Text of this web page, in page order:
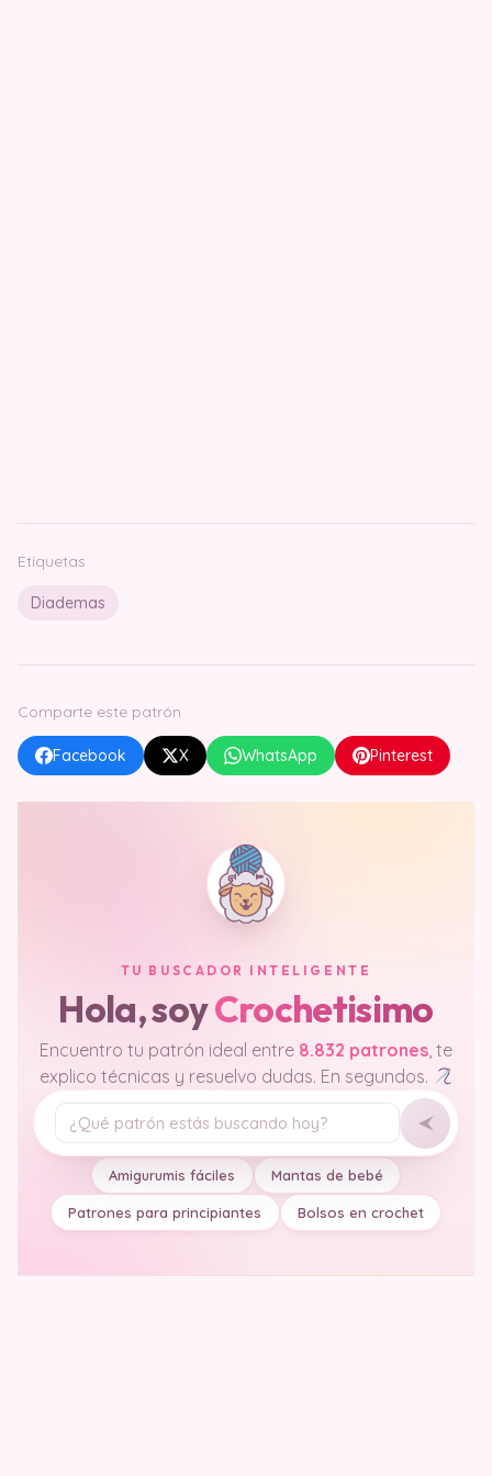
Etiquetas
Diademas
Comparte este patrón
Facebook X WhatsApp Pinterest
TU BUSCADOR INTELIGENTE
Hola, soyCrochetisimo
Encuentro tu patrón ideal entre 8.832 patrones, te
explico técnicas y resuelvo dudas. En segundos.
Tu pregunta
Amigurumis fáciles Mantas de bebé
Patrones para principiantes Bolsos en crochet